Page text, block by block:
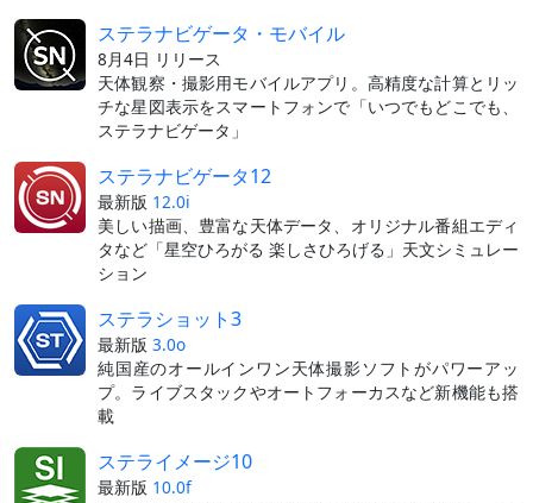
ステラナビゲータ・モバイル
8月4日 リリース
天体観察・撮影用モバイルアプリ。高精度な計算とリッ
チな星図表示をスマートフォンで「いつでもどこでも、
ステラナビゲータ」
ステラナビゲータ12
最新版 12.0i
美しい描画、豊富な天体データ、オリジナル番組エディ
タなど「星空ひろがる 楽しさひろげる」天文シミュレー
ション
ステラショット3
最新版 3.0o
純国産のオールインワン天体撮影ソフトがパワーアッ
プ。ライブスタックやオートフォーカスなど新機能も搭
載
ステライメージ10
最新版 10.0f